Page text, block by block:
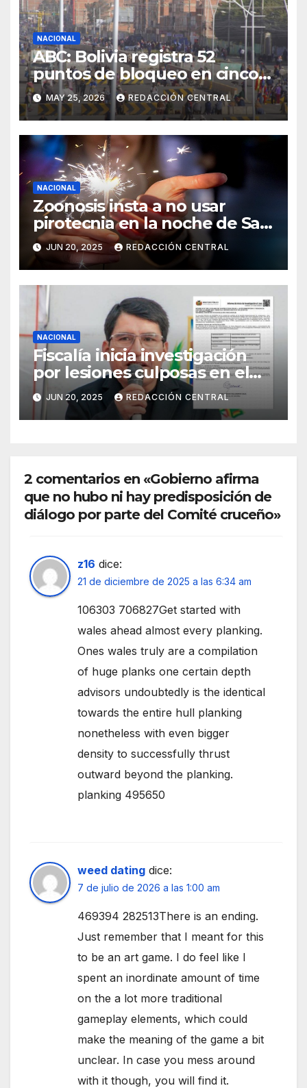
NACIONAL
ABC: Bolivia registra 52
puntos de bloqueo en cinco
departamentos
MAY 25, 2026 REDACCIÓN CENTRAL
NACIONAL
Zoonosis insta a no usar
pirotecnia en la noche de San
Juan
JUN 20, 2025 REDACCIÓN CENTRAL
NACIONAL
Fiscalía inicia investigación
por lesiones culposas en el
caso del gobernador
chuquisaqueño Damián
Condori
JUN 20, 2025 REDACCIÓN CENTRAL
2 comentarios en «Gobierno afirma
que no hubo ni hay predisposición de
diálogo por parte del Comité cruceño»
z16 dice:
21 de diciembre de 2025 a las 6:34 am
106303 706827Get started with
wales ahead almost every planking.
Ones wales truly are a compilation
of huge planks one certain depth
advisors undoubtedly is the identical
towards the entire hull planking
nonetheless with even bigger
density to successfully thrust
outward beyond the planking.
planking 495650
weed dating dice:
7 de julio de 2026 a las 1:00 am
469394 282513There is an ending.
Just remember that I meant for this
to be an art game. I do feel like I
spent an inordinate amount of time
on the a lot more traditional
gameplay elements, which could
make the meaning of the game a bit
unclear. In case you mess around
with it though, you will find it.